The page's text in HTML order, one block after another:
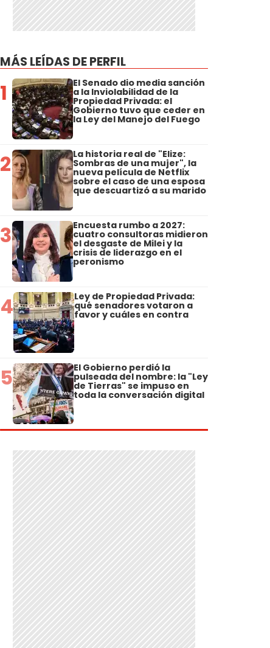
MÁS LEÍDAS DE PERFIL
1 El Senado dio media sanción
a la Inviolabilidad de la
Propiedad Privada: el
Gobierno tuvo que ceder en
la Ley del Manejo del Fuego
2 La historia real de "Elize:
Sombras de una mujer", la
nueva película de Netflix
sobre el caso de una esposa
que descuartizó a su marido
3 Encuesta rumbo a 2027:
cuatro consultoras midieron
el desgaste de Milei y la
crisis de liderazgo en el
peronismo
4 Ley de Propiedad Privada:
qué senadores votaron a
favor y cuáles en contra
5 El Gobierno perdió la
pulseada del nombre: la "Ley
de Tierras" se impuso en
toda la conversación digital